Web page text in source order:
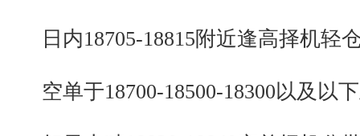
日内18705-18815附近逢高择机轻
空单于18700-18500-18300以及以